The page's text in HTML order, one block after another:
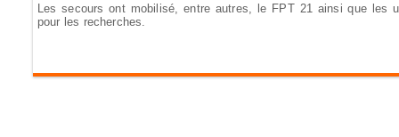
Les secours ont mobilisé, entre autres, le FPT 21 ainsi que les
pour les recherches.